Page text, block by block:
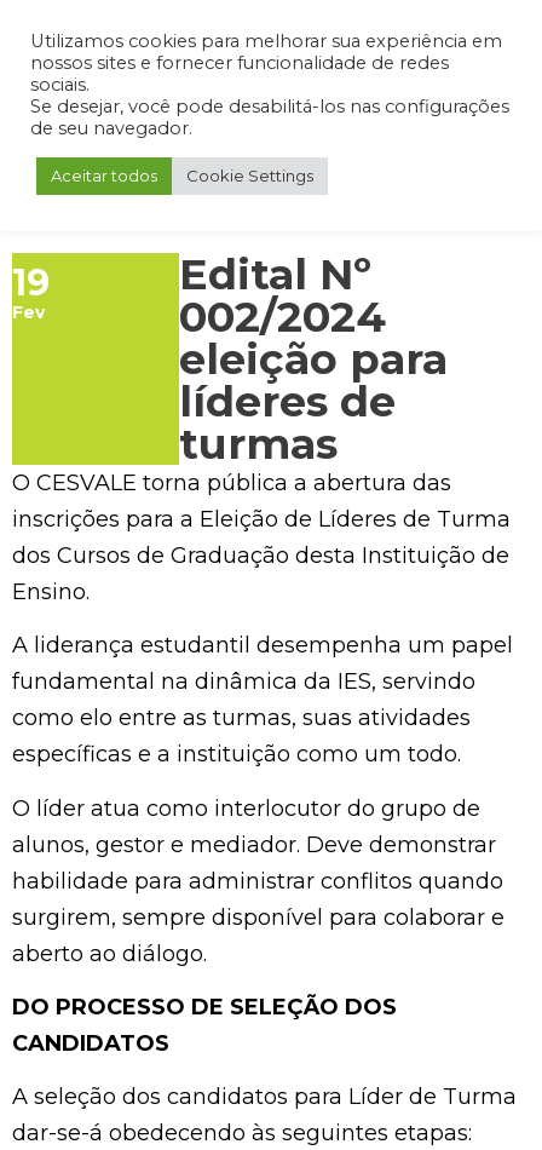
Admin Portal do Aluno Portal do Professor Portal do Coordenador
19
Fev
Edital Nº
002/2024
eleição para
líderes de
turmas
O CESVALE torna pública a abertura das
inscrições para a Eleição de Líderes de Turma
dos Cursos de Graduação desta Instituição de
Ensino.
A liderança estudantil desempenha um papel
fundamental na dinâmica da IES, servindo
como elo entre as turmas, suas atividades
específicas e a instituição como um todo.
O líder atua como interlocutor do grupo de
alunos, gestor e mediador. Deve demonstrar
habilidade para administrar conflitos quando
surgirem, sempre disponível para colaborar e
aberto ao diálogo.
DO PROCESSO DE SELEÇÃO DOS
CANDIDATOS
A seleção dos candidatos para Líder de Turma
dar-se-á obedecendo às seguintes etapas:
Utilizamos cookies para melhorar sua experiência em
nossos sites e fornecer funcionalidade de redes
sociais.
Se desejar, você pode desabilitá-los nas configurações
de seu navegador.
Aceitar todos Cookie Settings